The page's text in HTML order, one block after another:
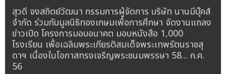
สุวดี จงสถิตย์วัฒนา กรรมการผู้จัดการ บริษัท นานมีบุ๊คส์
จำกัด ร่วมกับมูลนิธิทองเกษมเพื่อการศึกษา จัดงานแถลง
ข่าวเปิด โครงการมอบอนาคต มอบหนังสือ 1,000
โรงเรียน เพื่อเฉลิมพระเกียรติสมเด็จพระเทพรัตนราชสุ
ดาฯ เนื่องในโอกาสทรงเจริญพระชนมพรรษา 58... ก.ค.
56